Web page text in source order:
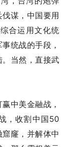
谋，中国要用
合运用文化统
统战的手段，
当然，直接武
中美金融战，
，收割中国50
窿，并解体中